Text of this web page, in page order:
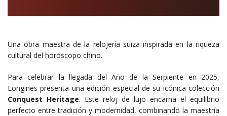
Una obra maestra de la relojería suiza inspirada en la riqueza
cultural del horóscopo chino.
Para celebrar la llegada del Año de la Serpiente en 2025,
Longines presenta una edición especial de su icónica colección
Conquest Heritage. Este reloj de lujo encarna el equilibrio
perfecto entre tradición y modernidad, combinando la maestría